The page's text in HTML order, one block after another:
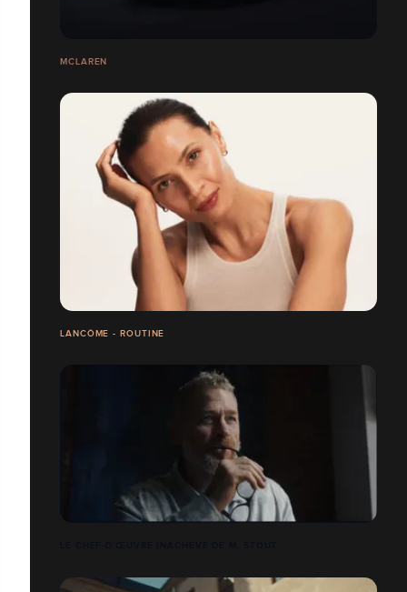
MCLAREN
LANCÔME - ROUTINE